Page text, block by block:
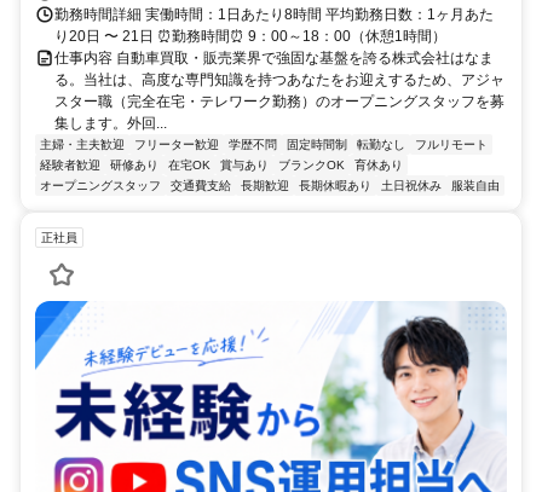
勤務時間詳細 実働時間：1日あたり8時間 平均勤務日数：1ヶ月あた
り20日 〜 21日 ⏰勤務時間⏰ 9：00～18：00（休憩1時間）
仕事内容 自動車買取・販売業界で強固な基盤を誇る株式会社はなま
る。当社は、高度な専門知識を持つあなたをお迎えするため、アジャ
スター職（完全在宅・テレワーク勤務）のオープニングスタッフを募
集します。外回...
主婦・主夫歓迎 フリーター歓迎 学歴不問 固定時間制 転勤なし
フルリモート
経験者歓迎
研修あり 在宅OK 賞与あり ブランクOK
育休あり
オープニングスタッフ
交通費支給 長期歓迎 長期休暇あり 土日祝休み 服装自由
正社員